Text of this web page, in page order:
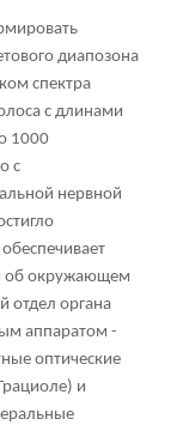
диапозона
спектра
с длинами
1000
с
нервной
об окружающем
отдел органа
аппаратом -
оптические
и